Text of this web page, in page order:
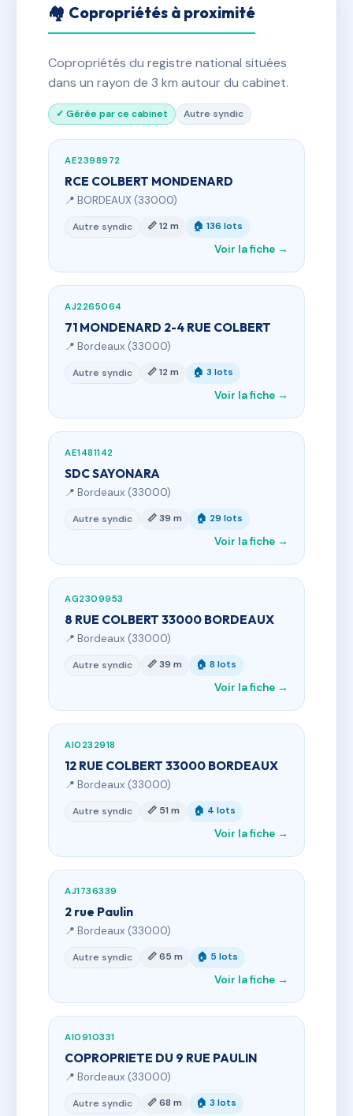
🏘 Copropriétés à proximité
Copropriétés du registre national situées
dans un rayon de 3 km autour du cabinet.
✓ Gérée par ce cabinet Autre syndic
AE2398972
RCE COLBERT MONDENARD
📍 BORDEAUX (33000)
Autre syndic 📏 12 m 🏠 136 lots
Voir la fiche →
AJ2265064
71 MONDENARD 2-4 RUE COLBERT
📍 Bordeaux (33000)
Autre syndic 📏 12 m 🏠 3 lots
Voir la fiche →
AE1481142
SDC SAYONARA
📍 Bordeaux (33000)
Autre syndic 📏 39 m 🏠 29 lots
Voir la fiche →
AG2309953
8 RUE COLBERT 33000 BORDEAUX
📍 Bordeaux (33000)
Autre syndic 📏 39 m 🏠 8 lots
Voir la fiche →
AI0232918
12 RUE COLBERT 33000 BORDEAUX
📍 Bordeaux (33000)
Autre syndic 📏 51 m 🏠 4 lots
Voir la fiche →
AJ1736339
2 rue Paulin
📍 Bordeaux (33000)
Autre syndic 📏 65 m 🏠 5 lots
Voir la fiche →
AI0910331
COPROPRIETE DU 9 RUE PAULIN
📍 Bordeaux (33000)
Autre syndic 📏 68 m 🏠 3 lots